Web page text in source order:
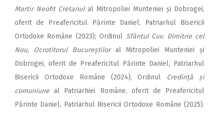
Martir Neofit Cretanul al Mitropoliei Munteniei și Dobrogei,
oferit de Preafericitul Părinte Daniel, Patriarhul Bisericii
Ortodoxe Române (2023); Ordinul Sfântul Cuv. Dimitrie cel
Nou, Ocrotitorul Bucureștiloral Mitropoliei Munteniei și
Dobrogei, oferit de Preafericitul Părinte Daniel, Patriarhul
Bisericii Ortodoxe Române (2024); Ordinul Credință și
comuniune al Patriarhiei Române, oferit de Preafericitul
Părinte Daniel, Patriarhul Bisericii Ortodoxe Române (2025).